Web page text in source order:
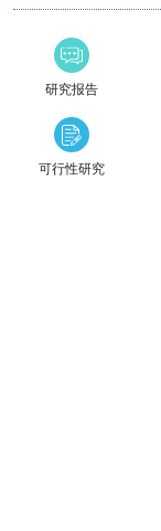
研究报告
可行性研究